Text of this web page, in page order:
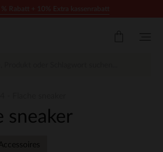
sneaker
Accessoires